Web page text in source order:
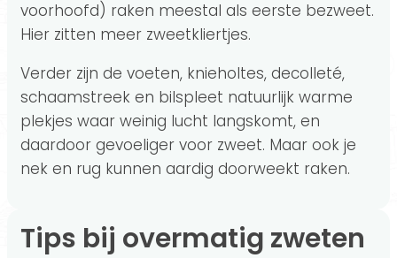
voorhoofd) raken meestal als eerste bezweet.
Hier zitten meer zweetkliertjes.
Verder zijn de voeten, knieholtes, decolleté,
schaamstreek en bilspleet natuurlijk warme
plekjes waar weinig lucht langskomt, en
daardoor gevoeliger voor zweet. Maar ook je
nek en rug kunnen aardig doorweekt raken.
Tips bij overmatig zweten